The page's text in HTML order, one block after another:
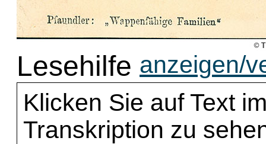
Lesehilfe anzeigen/
Klicken Sie auf Text
Transkription zu